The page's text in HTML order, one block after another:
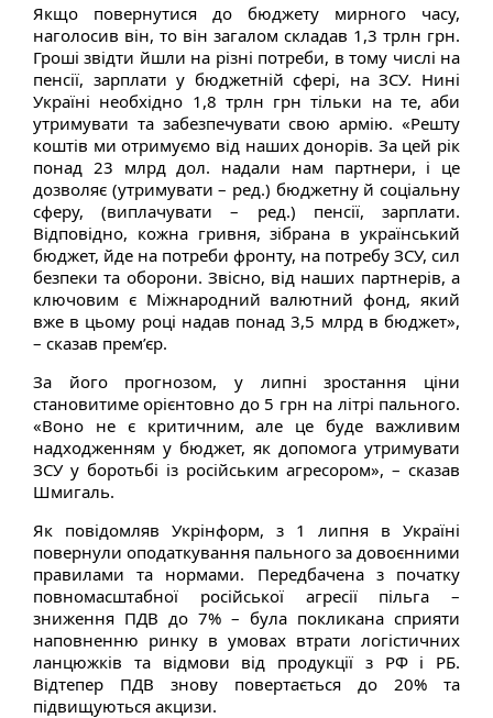
Якщо повернутися до бюджету мирного часу,
наголосив він, то він загалом складав 1,3 трлн грн.
Гроші звідти йшли на різні потреби, в тому числі на
пенсії, зарплати у бюджетній сфері, на ЗСУ. Нині
Україні необхідно 1,8 трлн грн тільки на те, аби
утримувати та забезпечувати свою армію. «Решту
коштів ми отримуємо від наших донорів. За цей рік
понад 23 млрд дол. надали нам партнери, і це
дозволяє (утримувати – ред.) бюджетну й соціальну
сферу, (виплачувати – ред.) пенсії, зарплати.
Відповідно, кожна гривня, зібрана в український
бюджет, йде на потреби фронту, на потребу ЗСУ, сил
безпеки та оборони. Звісно, від наших партнерів, а
ключовим є Міжнародний валютний фонд, який
вже в цьому році надав понад 3,5 млрд в бюджет»,
– сказав прем’єр.
За його прогнозом, у липні зростання ціни
становитиме орієнтовно до 5 грн на літрі пального.
«Воно не є критичним, але це буде важливим
надходженням у бюджет, як допомога утримувати
ЗСУ у боротьбі із російським агресором», – сказав
Шмигаль.
Як повідомляв Укрінформ, з 1 липня в Україні
повернули оподаткування пального за довоєнними
правилами та нормами. Передбачена з початку
повномасштабної російської агресії пільга –
зниження ПДВ до 7% – була покликана сприяти
наповненню ринку в умовах втрати логістичних
ланцюжків та відмови від продукції з РФ і РБ.
Відтепер ПДВ знову повертається до 20% та
підвищуються акцизи.